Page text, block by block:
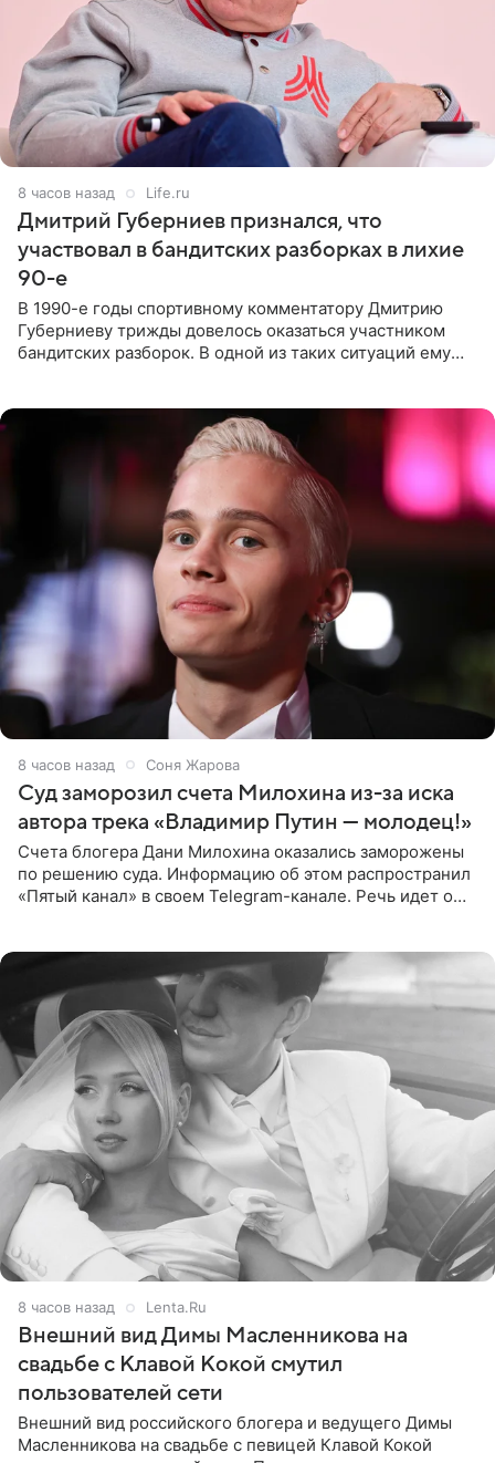
8 часов назад Life.ru
Дмитрий Губерниев признался, что
участвовал в бандитских разборках в лихие
90-е
В 1990-е годы спортивному комментатору Дмитрию
Губерниеву трижды довелось оказаться участником
бандитских разборок. В одной из таких ситуаций ему
8 часов назад Соня Жарова
Суд заморозил счета Милохина из-за иска
автора трека «Владимир Путин — молодец!»
Счета блогера Дани Милохина оказались заморожены
по решению суда. Информацию об этом распространил
«Пятый канал» в своем Telegram-канале. Речь идет о
8 часов назад Lenta.Ru
Внешний вид Димы Масленникова на
свадьбе с Клавой Кокой смутил
пользователей сети
Внешний вид российского блогера и ведущего Димы
Масленникова на свадьбе с певицей Клавой Кокой